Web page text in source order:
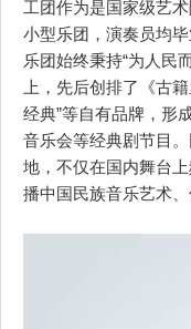
工团作为是国家级艺
小型乐团，演奏员均
乐团始终秉持“为人民
上，先后创排了《古
经典”等自有品牌，形
音乐会等经典剧节目
地，不仅在国内舞台
播中国民族音乐艺术